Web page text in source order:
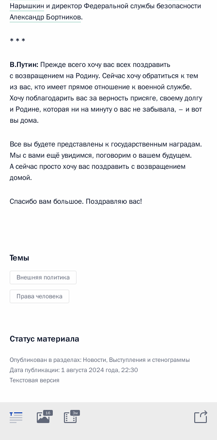
Нарышкин и директор Федеральной службы безопасности
Александр Бортников.
* * *
В.Путин: Прежде всего хочу вас всех поздравить
с возвращением на Родину. Сейчас хочу обратиться к тем
из вас, кто имеет прямое отношение к военной службе.
Хочу поблагодарить вас за верность присяге, своему долгу
и Родине, которая ни на минуту о вас не забывала, – и вот
вы дома.
Все вы будете представлены к государственным наградам.
Мы с вами ещё увидимся, поговорим о вашем будущем.
А сейчас просто хочу вас поздравить с возвращением
домой.
Спасибо вам большое. Поздравляю вас!
Темы
Внешняя политика
Права человека
Статус материала
Опубликован в разделах: Новости, Выступления и стенограммы
Дата публикации: 1 августа 2024 года, 22:30
Текстовая версия
16 3м